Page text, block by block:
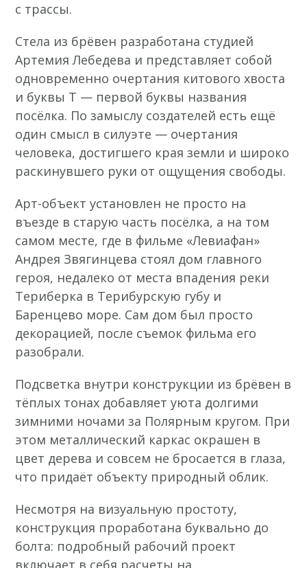
с трассы.
Стела из брёвен разработана студией
Артемия Лебедева и представляет собой
одновременно очертания китового хвоста
и буквы Т — первой буквы названия
посёлка. По замыслу создателей есть ещё
один смысл в силуэте — очертания
человека, достигшего края земли и широко
раскинувшего руки от ощущения свободы.
Арт-объект установлен не просто на
въезде в старую часть посёлка, а на том
самом месте, где в фильме «Левиафан»
Андрея Звягинцева стоял дом главного
героя, недалеко от места впадения реки
Териберка в Терибурскую губу и
Баренцево море. Сам дом был просто
декорацией, после съемок фильма его
разобрали.
Подсветка внутри конструкции из брёвен в
тёплых тонах добавляет уюта долгими
зимними ночами за Полярным кругом. При
этом металлический каркас окрашен в
цвет дерева и совсем не бросается в глаза,
что придаёт объекту природный облик.
Несмотря на визуальную простоту,
конструкция проработана буквально до
болта: подробный рабочий проект
включает в себя расчеты на